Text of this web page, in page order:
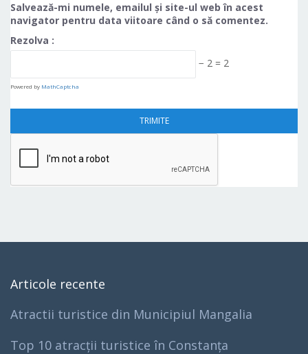
Salvează-mi numele, emailul și site-ul web în acest
navigator pentru data viitoare când o să comentez.
Rezolva :
− 2 = 2
Powered by MathCaptcha
Articole recente
Atractii turistice din Municipiul Mangalia
Top 10 atracții turistice în Constanța